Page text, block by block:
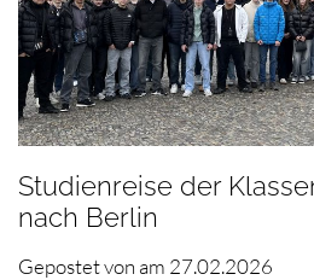
Studienreise der
nach Berlin
Gepostet von am 27.02.2026